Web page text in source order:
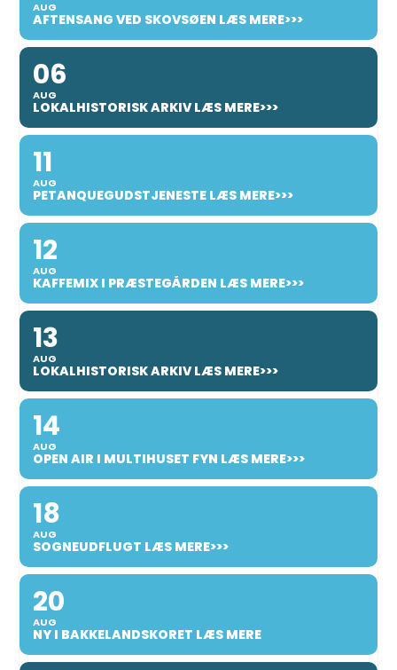
AUG
AFTENSANG VED SKOVSØEN LÆS MERE>>>
06
AUG
LOKALHISTORISK ARKIV LÆS MERE>>>
11
AUG
PETANQUEGUDSTJENESTE LÆS MERE>>>
12
AUG
KAFFEMIX I PRÆSTEGÅRDEN LÆS MERE>>>
13
AUG
LOKALHISTORISK ARKIV LÆS MERE>>>
14
AUG
OPEN AIR I MULTIHUSET FYN LÆS MERE>>>
18
AUG
SOGNEUDFLUGT LÆS MERE>>>
20
AUG
NY I BAKKELANDSKORET LÆS MERE